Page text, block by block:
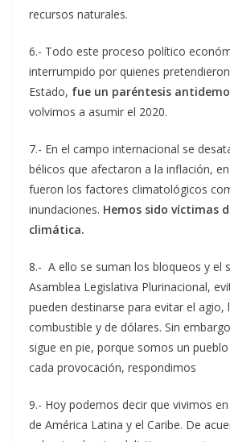
recursos naturales.
6.- Todo este proceso político
interrumpido por quienes
Estado, fue un paréntesis
volvimos a asumir el 2020.
7.- En el campo internacional se
bélicos que afectaron a la inflación,
fueron los factores climatológicos
inundaciones. Hemos sido víctimas
climática.
8.- A ello se suman los bloqueos y el
Asamblea Legislativa Plurinacional,
pueden destinarse para evitar el agio,
combustible y de dólares. Sin
sigue en pie, porque somos un
cada provocación, respondimos
9.- Hoy podemos decir que vivimos
de América Latina y el Caribe. De